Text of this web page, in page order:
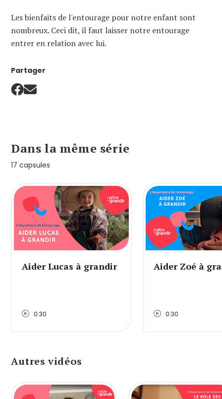
Les bienfaits de l'entourage pour notre enfant sont
nombreux. Ceci dit, il faut laisser notre entourage
entrer en relation avec lui.
Partager
Dans la même série
17 capsules
Aider Lucas à grandir
0:30
Aider Zoé à
0:30
Autres vidéos